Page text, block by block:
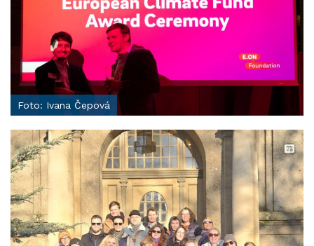
Foto: Ivana Čepová